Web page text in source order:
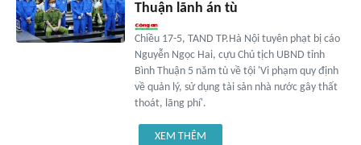
Thuận lãnh án tù
Chiều 17-5, TAND TP.Hà Nội tuyên phạt bị cáo
Nguyễn Ngọc Hai, cựu Chủ tịch UBND tỉnh
Bình Thuận 5 năm tù về tội 'Vi phạm quy định
về quản lý, sử dụng tài sản nhà nước gây thất
thoát, lãng phí'.
XEM THÊM